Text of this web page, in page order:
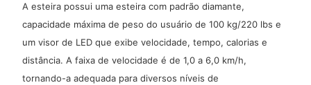
A esteira possui uma esteira com padrão diamante,
capacidade máxima de peso do usuário de 100 kg/220 lbs e
um visor de LED que exibe velocidade, tempo, calorias e
distância. A faixa de velocidade é de 1,0 a 6,0 km/h,
tornando-a adequada para diversos níveis de